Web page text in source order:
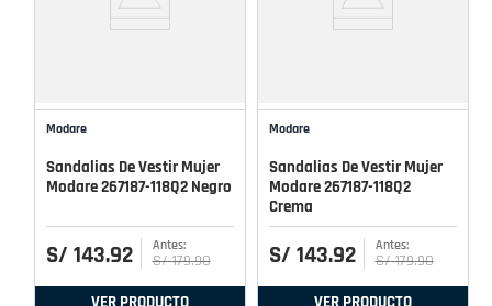
Modare
Sandalias De Vestir Mujer
Modare 267187-118Q2 Negro
S/ 143.92 S/ 179.90
Modare
Sandalias De Vestir Mujer
Modare 267187-118Q2
Crema
S/ 143.92 S/ 179.90